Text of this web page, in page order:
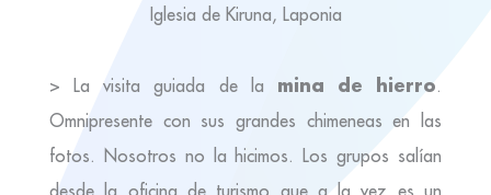
Iglesia de Kiruna, Laponia
> La visita guiada de la mina de hierro.
Omnipresente con sus grandes chimeneas en las
fotos. Nosotros no la hicimos. Los grupos salían
desde la oficina de turismo que a la vez es un